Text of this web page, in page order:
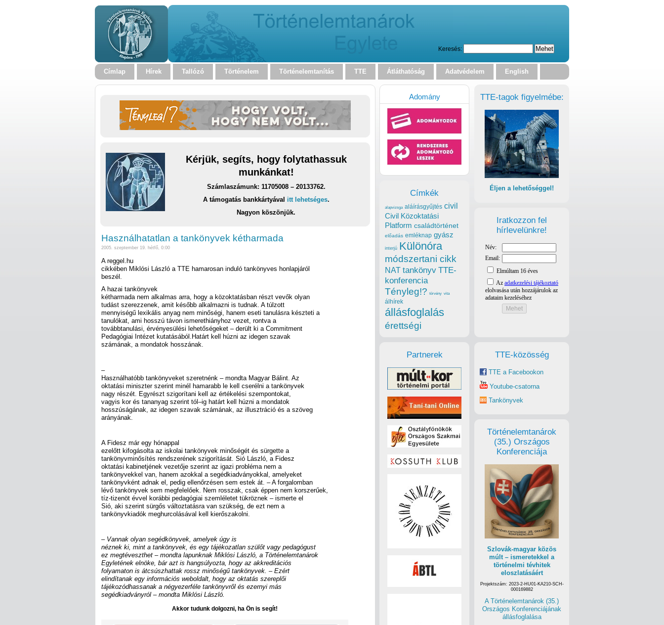
Keresés:
Címlap Hírek Tallózó Történelem Történelemtanítás TTE Átláthatóság Adatvédelem English
Kérjük, segíts, hogy folytathassuk
munkánkat!
Számlaszámunk: 11705008 – 20133762.
A támogatás bankkártyával itt lehetséges.
Nagyon köszönjük.
Használhatatlan a tankönyvek kétharmada
2005. szeptember 19. hétfő, 0:00
A reggel.hu
cikkében Miklósi László a TTE hamarosan induló tankönyves honlapjáról
beszél.
A hazai tankönyvek
kétharmada nem alkalmas arra, hogy a közoktatásban részt vevők olyan
tudást szerezzenek, amit később alkalmazni is tudnak. A túlzott
mennyiségű lexikális anyag nem minőségi, hanem eseti tanulásra készteti a
tanulókat, ami hosszú távon ismerethiányhoz vezet, rontva a
továbbtanulási, érvényesülési lehetőségeket – derült ki a Commitment
Pedagógiai Intézet kutatásából.Határt kell húzni az idegen szavak
számának, a mondatok hosszának.
–
Használhatóbb tankönyveket szeretnénk – mondta Magyar Bálint. Az
oktatási miniszter szerint minél hamarabb le kell cserélni a tankönyvek
nagy részét. Egyrészt szigorítani kell az értékelési szempontokat,
vagyis kor és tananyag szerint tól–ig határt kell húzni a mondatok
hosszúságának, az idegen szavak számának, az illusztráció és a szöveg
arányának.
A Fidesz már egy hónappal
ezelőtt kifogásolta az iskolai tankönyvek minőségét és sürgette a
tankönyvminősítés rendszerének szigorítását. Sió László, a Fidesz
oktatási kabinetjének vezetője szerint az igazi probléma nem a
tankönyvekkel van, hanem azokkal a segédkiadványokkal, amelyeket
tankönyvként adnak el, pedig ellenőrzésen sem estek át. – A forgalomban
lévő tankönyvek sem megfelelőek. Nem rosszak, csak éppen nem korszerűek,
tíz-tizenöt évvel korábbi pedagógiai szemléletet tükröznek – ismerte el
Sió, aki szerint sürgős változtatásra van szükség, de ezt nem a
tankönyvkiadók meghurcolásával kell kierőszakolni.
– Vannak olyan segédkönyvek, amelyek úgy is
néznek ki, mint a tankönyvek, és egy tájékozatlan szülőt vagy pedagógust
ez megtéveszthet – mondta lapunknak Miklósi László, a Történelemtanárok
Egyletének elnöke, bár azt is hangsúlyozta, hogy az akkreditációs
folyamaton is átcsúszhattak rossz minőségű tankönyvek. – Ezért
elindítanak egy információs weboldalt, hogy az oktatás szereplői
tájékozódhassanak a négyezerféle tankönyvről és ezernyi más
segédkiadványról – mondta Miklósi László.
Akkor tudunk dolgozni, ha Ön is segít!
TTE-tagok figyelmébe:
Éljen a lehetőséggel!
Iratkozzon fel
hírlevelünkre!
TTE-közösség
TTE a Facebookon
Youtube-csatorna
Tankönyvek
Történelemtanárok
(35.) Országos
Konferenciája
Szlovák-magyar közös
múlt – ismeretekkel a
történelmi tévhitek
eloszlatásáért
Projektszám: 2023-2-HU01-KA210-SCH-
000169882
A Történelemtanárok (35.)
Országos Konferenciájának
állásfoglalása
Adomány
Címkék
alapvizsga aláírásgyűjtés civil
Civil Közoktatási
Platform családtörténet
előadás emléknap gyász
interjú Különóra
módszertani cikk
NAT tankönyv TTE-
konferencia
Tényleg!? törvény vita
álhírek
állásfoglalás
érettségi
Partnerek